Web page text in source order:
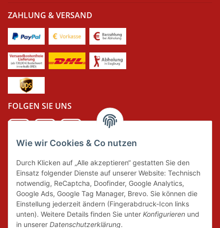
Wie wir Cookies & Co nutzen
Durch Klicken auf „Alle akzeptieren“ gestatten Sie den
Einsatz folgender Dienste auf unserer Website: Technisch
notwendig, ReCaptcha, Doofinder, Google Analytics,
Google Ads, Google Tag Manager, Brevo. Sie können die
Einstellung jederzeit ändern (Fingerabdruck-Icon links
unten). Weitere Details finden Sie unter Konfigurieren und
in unserer Datenschutzerklärung.
ZAHLUNG & VERSAND
FOLGEN SIE UNS
Wir tragen Verantwortung und erfüllen unsere
Pflichten zur Systembeteiligung nach dem
Verpackungsgesetz.
FAIRCOMMERCE